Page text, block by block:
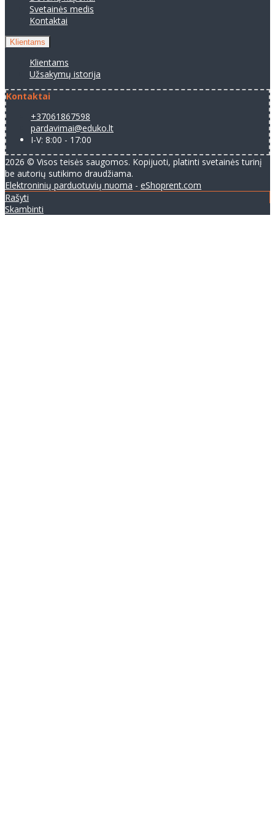
Svetainės medis
Kontaktai
Klientams
Klientams
Užsakymų istorija
Kontaktai
+37061867598
pardavimai@eduko.lt
I-V: 8:00 - 17:00
2026 © Visos teisės saugomos. Kopijuoti, platinti svetainės turinį
be autorių sutikimo draudžiama.
Elektroninių parduotuvių nuoma - eShoprent.com
Rašyti
Skambinti